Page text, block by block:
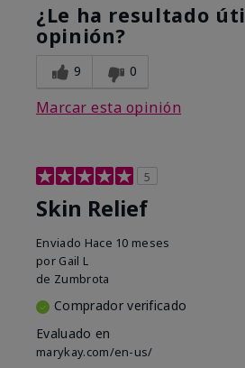
¿Le ha resultado
opinión?
9 0
Marcar esta opinión
5
Skin Relief
Enviado Hace 10 meses
por Gail L
de Zumbrota
Comprador verificado
Evaluado en
marykay.com/en-us/